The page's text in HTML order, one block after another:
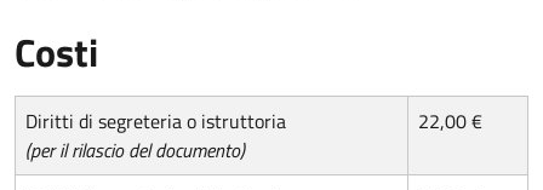
Costi
Diritti di segreteria o istruttoria
(per il rilascio del documento)
22,00 €